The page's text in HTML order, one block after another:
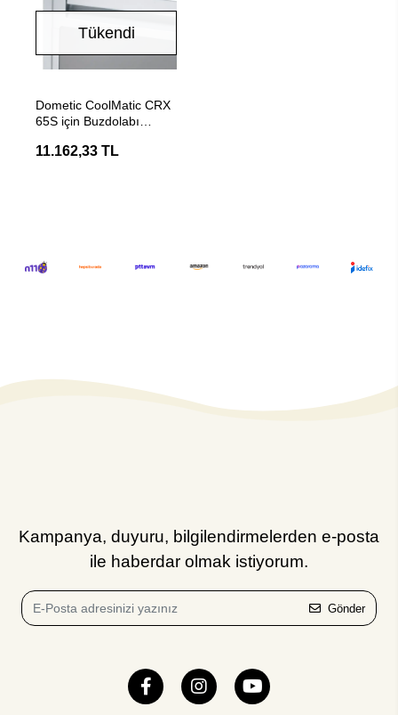
Tükendi
Dometic CoolMatic CRX
65S için Buzdolabı
11.162,33 TL
Kampanya, duyuru, bilgilendirmelerden e-posta
ile haberdar olmak istiyorum.
Gönder